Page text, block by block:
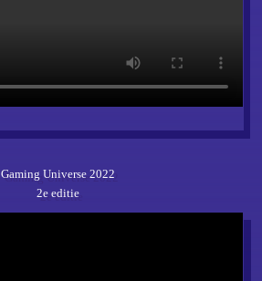
Gaming Universe 2022
2e editie